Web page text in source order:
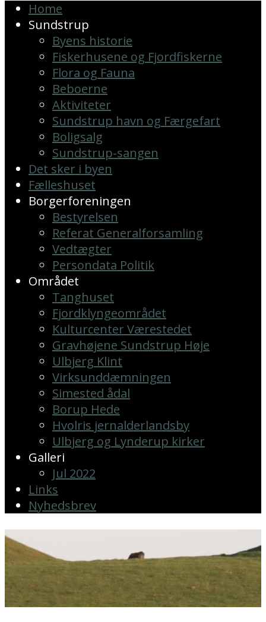
Home
Sundstrup
Byens historie
Fiskerhusene og Fjordfiskerne
Flora og Fauna
Beboerne
Aktiviteter
Sundstrup havn og Færgefart
Boligsalg
Sundstrup-sangen
Det sker i byen
Fælleshuset
Borgerforeningen
Bestyrelsen
Referat Generalforsamling
Vedtægter
Persondata Politik
Området
Tanghuset
Fjordklyngeområdet
Kulturcenter Værestedet
Gravhøjene Sundstrup Høje
Ulbjerg Klint
Virksunddæmningen
Simested ådal
Borup Hede
Hvolris jernalderlandsby
Ulbjerg og Lynderup kirker
Galleri
Jul 2022
Links
Nyhedsbrev